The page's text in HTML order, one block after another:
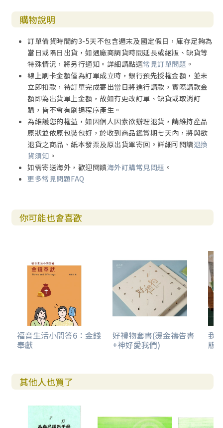
購物說明
訂單備貨時間約3-5天不包含週末及國定假日，庫存足夠為
當日或隔日出貨，如遇廠商調貨時間延長或絕版、缺貨等
特殊情況，將另行通知。詳細請點選常見訂單問題 。
線上刷卡金額僅為訂單成立時，銀行預先授權金額，並未
立即扣款，待訂單完成寄出當日將進行請款，實際請款金
額即為出貨單上金額，故如有更改訂單、缺貨或取消訂
購，皆不會有刷退程序產生。
為維護您的權益，如因個人因素欲辦理退貨，請維持產品
原狀並依原包裝包好，於收到商品鑑賞期七天內，將與欲
退貨之商品、紙本發票及原出貨單寄回。詳細可閱讀退換
貨須知 。
如需寄送海外，歡迎閱讀海外訂購常見問題 。
更多常見問題FAQ
你可能也會喜歡
福音生活小問答6：金錢
奉獻
好禮物套書(燙金禱告書
+神好愛我們)
我
版
其他人也買了